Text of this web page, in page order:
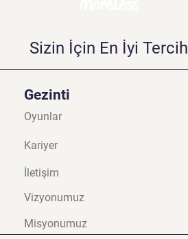
Sizin İçin En İyi Tercih
Gezinti
Oyunlar
Kariyer
İletişim
Vizyonumuz
Misyonumuz